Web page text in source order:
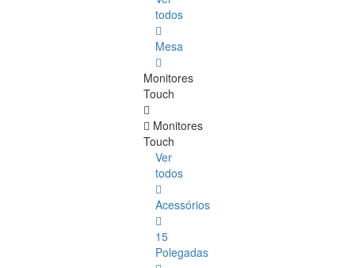
todos
Mesa
Monitores
Touch
Monitores
Touch
Ver
todos
Acessórios
15
Polegadas